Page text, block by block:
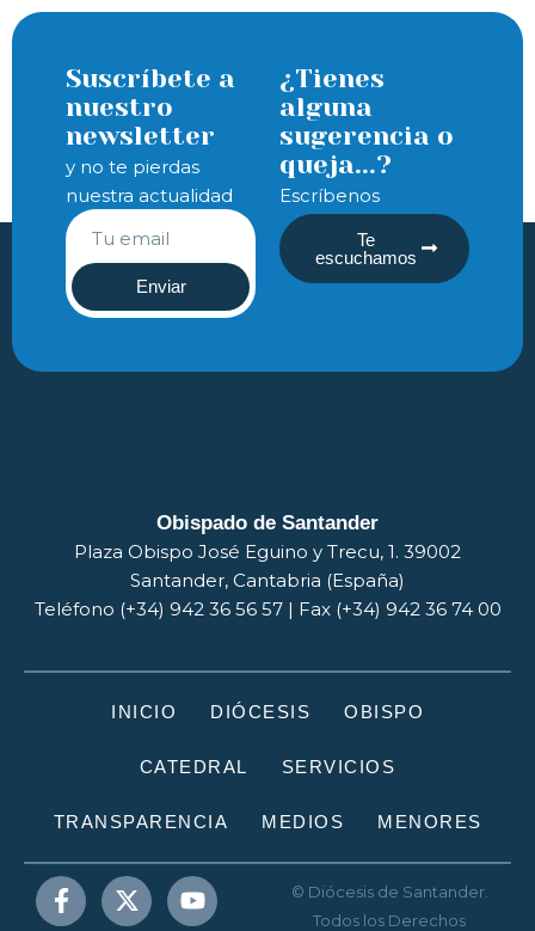
Suscríbete a
nuestro
newsletter
y no te pierdas
nuestra actualidad
Enviar
¿Tienes
alguna
sugerencia o
queja...?
Escríbenos
Te
escuchamos
Obispado de Santander
Plaza Obispo José Eguino y Trecu, 1. 39002
Santander, Cantabria (España)
Teléfono (+34) 942 36 56 57 | Fax (+34) 942 36 74 00
INICIO DIÓCESIS OBISPO
CATEDRAL SERVICIOS
TRANSPARENCIA MEDIOS MENORES
© Diócesis de Santander.
Todos los Derechos